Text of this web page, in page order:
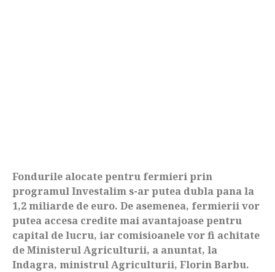
Fondurile alocate pentru fermieri prin
programul Investalim s-ar putea dubla pana la
1,2 miliarde de euro. De asemenea, fermierii vor
putea accesa credite mai avantajoase pentru
capital de lucru, iar comisioanele vor fi achitate
de Ministerul Agriculturii, a anuntat, la
Indagra, ministrul Agriculturii, Florin Barbu.